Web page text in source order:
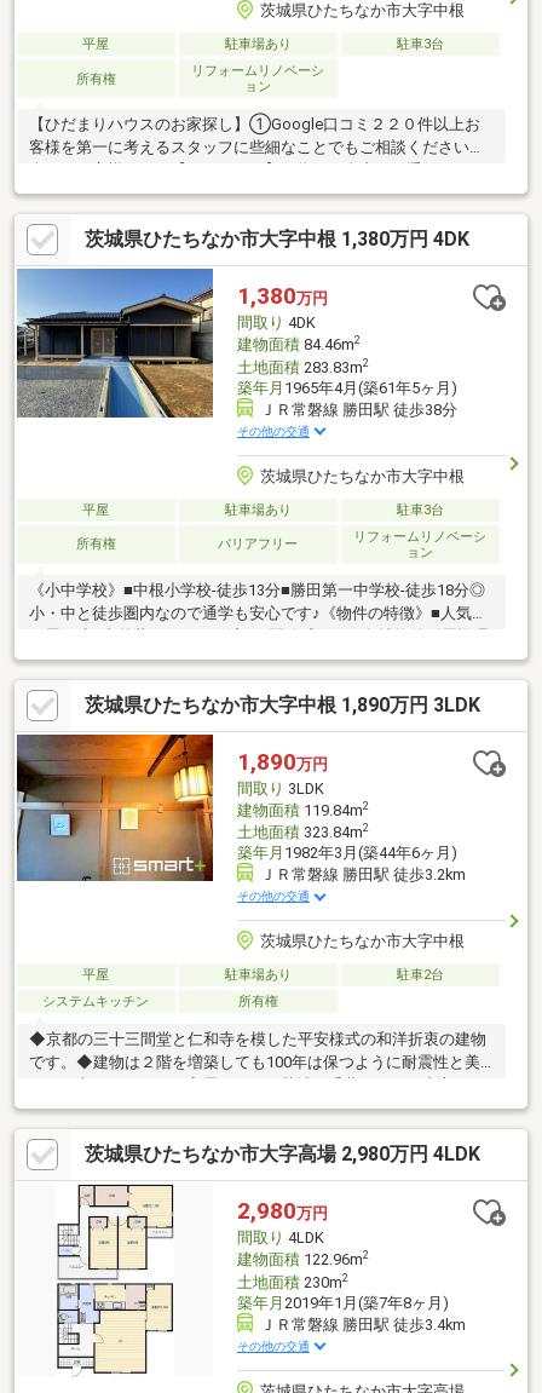
茨城県ひたちなか市大字中根
平屋 駐車場あり 駐車3台
所有権
リフォームリノベーシ
ョン
【ひだまりハウスのお家探し】①Google口コミ２２０件以上お
客様を第一に考えるスタッフに些細なことでもご相談ください。
ていただきます。②自己資金0円、勤続１年未満、産休・育休中
等の住宅購入サポート初めてのお家探しを何から始めていいかわ
からない・・・そんなお客様の気持ちに寄り添って、心の行き届
いたサービスをお約束致します。③諸費用ローン・おまとめロー
ンのご紹介ローンが不安な方もお任せください。弊社提携金融機
関をご紹介致します。◆当日ご見学希望の方は【0120-01-9944】
までお気軽にお問い合わせ下さい♪
茨城県ひたちなか市大字中根 1,380万円 4DK
1,380万円
間取り 4DK
建物面積84.46m2
土地面積283.83m2
築年月 1965年4月(築61年5ヶ月)
ＪＲ常磐線 勝田駅 徒歩38分
その他の交通
茨城県ひたちなか市大字中根
平屋 駐車場あり 駐車3台
所有権 バリアフリー
リフォームリノベーシ
ョン
《小中学校》■中根小学校-徒歩13分■勝田第一中学校-徒歩18分◎
小・中と徒歩圏内なので通学も安心です♪《物件の特徴》■人気の
境》■セイミヤ-車3分■ウエルシア-車3分■セブンイレブン-車2分■
勝田医院-車5分■ひだまりハウスについてお客様の声450件以上！
たくさんのお客様から感謝のお声をいただいております。安心・
信頼の「ひだまりハウス」に是非お気軽にお問い合わせください
ませ。ひだまりハウス一同、お客様からの「ありがとう」の為に
誠心誠意ご対応させて頂くことをお約束致します。
茨城県ひたちなか市大字中根 1,890万円 3LDK
1,890万円
間取り 3LDK
建物面積119.84m2
土地面積323.84m2
築年月 1982年3月(築44年6ヶ月)
ＪＲ常磐線 勝田駅 徒歩3.2km
その他の交通
茨城県ひたちなか市大字中根
平屋 駐車場あり
駐車2台
システムキッチン
所有権
◆京都の三十三間堂と仁和寺を模した平安様式の和洋折衷の建物
です。◆建物は２階を増築しても100年は保つように耐震性と美
万軒を超える取扱い物件／◆スマートプラスでは幅広いエリアで
豊富な物件をご紹介可能♪◆お客様のご希望に沿うお住まいも弊
社ならきっと見つかります！＼住宅ローンならお任せください！
最適な金融機関をご紹介いたします♪／◆借入がある・転職した
て・過去に金融事故があった・他社様でダメだった・・・◆スマ
ートプラスにぜひ一度ご相談ください！通過実績多数ございます♪
茨城県ひたちなか市大字高場 2,980万円 4LDK
2,980万円
間取り 4LDK
建物面積122.96m2
土地面積230m2
築年月 2019年1月(築7年8ヶ月)
ＪＲ常磐線 勝田駅 徒歩3.4km
その他の交通